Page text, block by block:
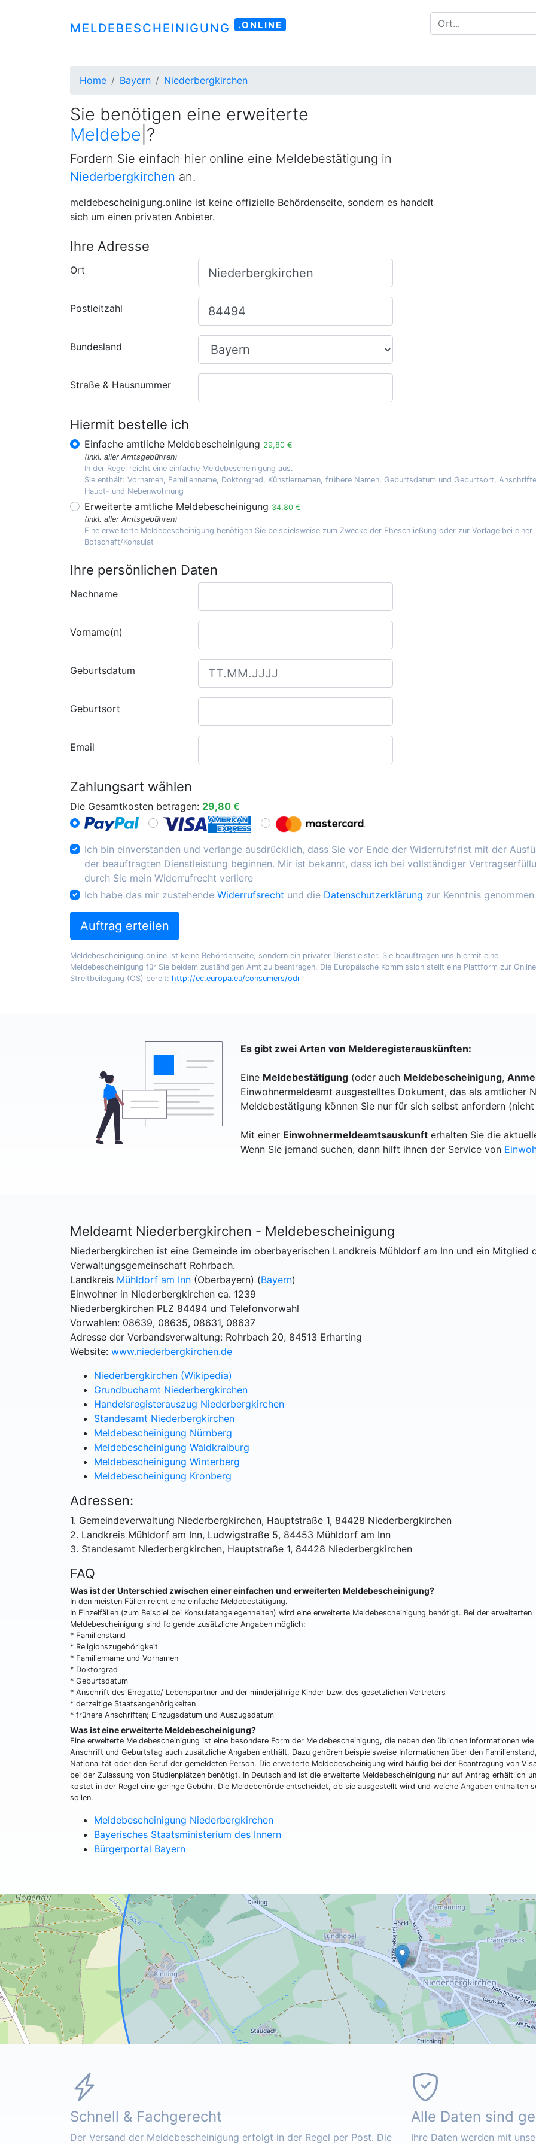
MELDEBESCHEINIGUNG .ONLINE
Home Bayern Niederbergkirchen
Sie benötigen eine erweiterte
Meldebescheinigung
Fordern Sie einfach hier online eine Meldebestätigung in
Niederbergkirchen an.
meldebescheinigung.online ist keine offizielle Behördenseite, sondern es handelt
sich um einen privaten Anbieter.
Ihre Adresse
Ort
Postleitzahl
Bundesland
Straße & Hausnummer
Hiermit bestelle ich
Einfache amtliche Meldebescheinigung 29,80 €
(inkl. aller Amtsgebühren)
In der Regel reicht eine einfache Meldebescheinigung aus.
Sie enthält: Vornamen, Familienname, Doktorgrad, Künstlernamen, frühere Namen, Geburtsdatum und Geburtsort,
Haupt- und Nebenwohnung
Erweiterte amtliche Meldebescheinigung 34,80 €
(inkl. aller Amtsgebühren)
Eine erweiterte Meldebescheinigung benötigen Sie beispielsweise zum Zwecke der Eheschließung oder zur Vorlage bei einer
Botschaft/Konsulat
Ihre persönlichen Daten
Nachname
Vorname(n)
Geburtsdatum
Geburtsort
Email
Zahlungsart wählen
Die Gesamtkosten betragen: 29,80 €
Ich bin einverstanden und verlange ausdrücklich, dass Sie vor Ende der Widerrufsfrist mit der
der beauftragten Dienstleistung beginnen. Mir ist bekannt, dass ich bei vollständiger
durch Sie mein Widerrufrecht verliere
Ich habe das mir zustehende Widerrufsrecht und die Datenschutzerklärung zur Kenntnis genommen
Auftrag erteilen
Meldebescheinigung.online ist keine Behördenseite, sondern ein privater Dienstleister. Sie beauftragen uns hiermit eine
Meldebescheinigung für Sie beidem zuständigen Amt zu beantragen. Die Europäische Kommission stellt eine Plattform zur
Streitbeilegung (OS) bereit: http://ec.europa.eu/consumers/odr
Es gibt zwei Arten von Melderegisterauskünften:
Eine Meldebestätigung (oder auch Meldebescheinigung,
Einwohnermeldeamt ausgestelltes Dokument, das als amtlicher
Meldebestätigung können Sie nur für sich selbst anfordern
Mit einer Einwohnermeldeamtsauskunft erhalten Sie die
Wenn Sie jemand suchen, dann hilft ihnen der Service von
Meldeamt Niederbergkirchen - Meldebescheinigung
Niederbergkirchen ist eine Gemeinde im oberbayerischen Landkreis Mühldorf am Inn und ein Mitglied
Verwaltungsgemeinschaft Rohrbach.
Landkreis Mühldorf am Inn (Oberbayern) (Bayern)
Einwohner in Niederbergkirchen ca. 1239
Niederbergkirchen PLZ 84494 und Telefonvorwahl
Vorwahlen: 08639, 08635, 08631, 08637
Adresse der Verbandsverwaltung: Rohrbach 20, 84513 Erharting
Website: www.niederbergkirchen.de
Niederbergkirchen (Wikipedia)
Grundbuchamt Niederbergkirchen
Handelsregisterauszug Niederbergkirchen
Standesamt Niederbergkirchen
Meldebescheinigung Nürnberg
Meldebescheinigung Waldkraiburg
Meldebescheinigung Winterberg
Meldebescheinigung Kronberg
Adressen:
1. Gemeindeverwaltung Niederbergkirchen, Hauptstraße 1, 84428 Niederbergkirchen
2. Landkreis Mühldorf am Inn, Ludwigstraße 5, 84453 Mühldorf am Inn
3. Standesamt Niederbergkirchen, Hauptstraße 1, 84428 Niederbergkirchen
FAQ
Was ist der Unterschied zwischen einer einfachen und erweiterten Meldebescheinigung?
In den meisten Fällen reicht eine einfache Meldebestätigung.
In Einzelfällen (zum Beispiel bei Konsulatangelegenheiten) wird eine erweiterte Meldebescheinigung benötigt. Bei der erweiterten
Meldebescheinigung sind folgende zusätzliche Angaben möglich:
* Familienstand
* Religionszugehörigkeit
* Familienname und Vornamen
* Doktorgrad
* Geburtsdatum
* Anschrift des Ehegatte/ Lebenspartner und der minderjährige Kinder bzw. des gesetzlichen Vertreters
* derzeitige Staatsangehörigkeiten
* frühere Anschriften; Einzugsdatum und Auszugsdatum
Was ist eine erweiterte Meldebescheinigung?
Eine erweiterte Meldebescheinigung ist eine besondere Form der Meldebescheinigung, die neben den üblichen Informationen wie
Anschrift und Geburtstag auch zusätzliche Angaben enthält. Dazu gehören beispielsweise Informationen über den
Nationalität oder den Beruf der gemeldeten Person. Die erweiterte Meldebescheinigung wird häufig bei der Beantragung von
bei der Zulassung von Studienplätzen benötigt. In Deutschland ist die erweiterte Meldebescheinigung nur auf Antrag erhältlich
kostet in der Regel eine geringe Gebühr. Die Meldebehörde entscheidet, ob sie ausgestellt wird und welche Angaben enthalten
sollen.
Meldebescheinigung Niederbergkirchen
Bayerisches Staatsministerium des Innern
Bürgerportal Bayern
Schnell & Fachgerecht
Der Versand der Meldebescheinigung erfolgt in der Regel per Post. Die
Alle Daten sind
Ihre Daten werden mit